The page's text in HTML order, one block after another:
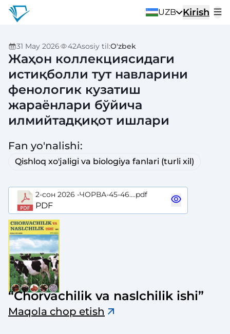
UZB Kirish
31 May 2026 42Asosiy til:O'zbek
Жаҳон коллекциясидаги
истиқболли тут навларини
фенологик кузатиш
жараёнлари бўйича
илмийтадқиқот ишлари
Fan yo'nalishi:
Qishloq xo'jaligi va biologiya fanlari (turli xil)
2-сон 2026 -ЧОРВА-45-46....pdf
PDF
“Chorvachilik va naslchilik ishi”
Maqola chop etish